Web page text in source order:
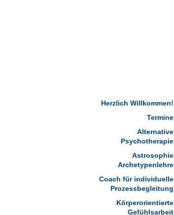
Herzlich Willkommen!
Termine
Alternative
Psychotherapie
Astrosophie
Archetypenlehre
Coach für individuelle
Prozessbegleitung
Körperorientierte
Gefühlsarbeit